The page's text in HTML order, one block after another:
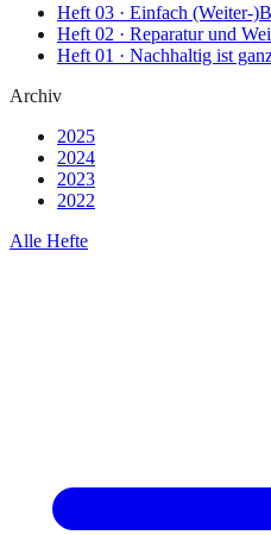
Heft 03 · Einfach (Weiter-
Heft 02 · Reparatur und
Heft 01 · Nachhaltig ist
Archiv
2025
2024
2023
2022
Alle Hefte